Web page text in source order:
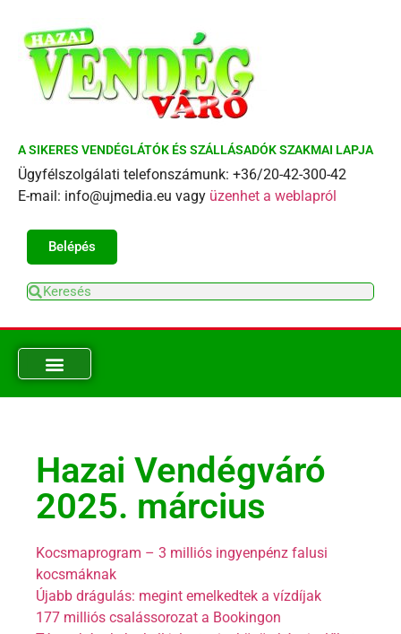
A SIKERES VENDÉGLÁTÓK ÉS SZÁLLÁSADÓK SZAKMAI LAPJA
Ügyfélszolgálati telefonszámunk: +36/20-42-300-42
E-mail: info@ujmedia.eu vagy üzenhet a weblapról
Belépés
Hazai Vendégváró
2025. március
Kocsmaprogram – 3 milliós ingyenpénz falusi
kocsmáknak
Újabb drágulás: megint emelkedtek a vízdíjak
177 milliós csalássorozat a Bookingon